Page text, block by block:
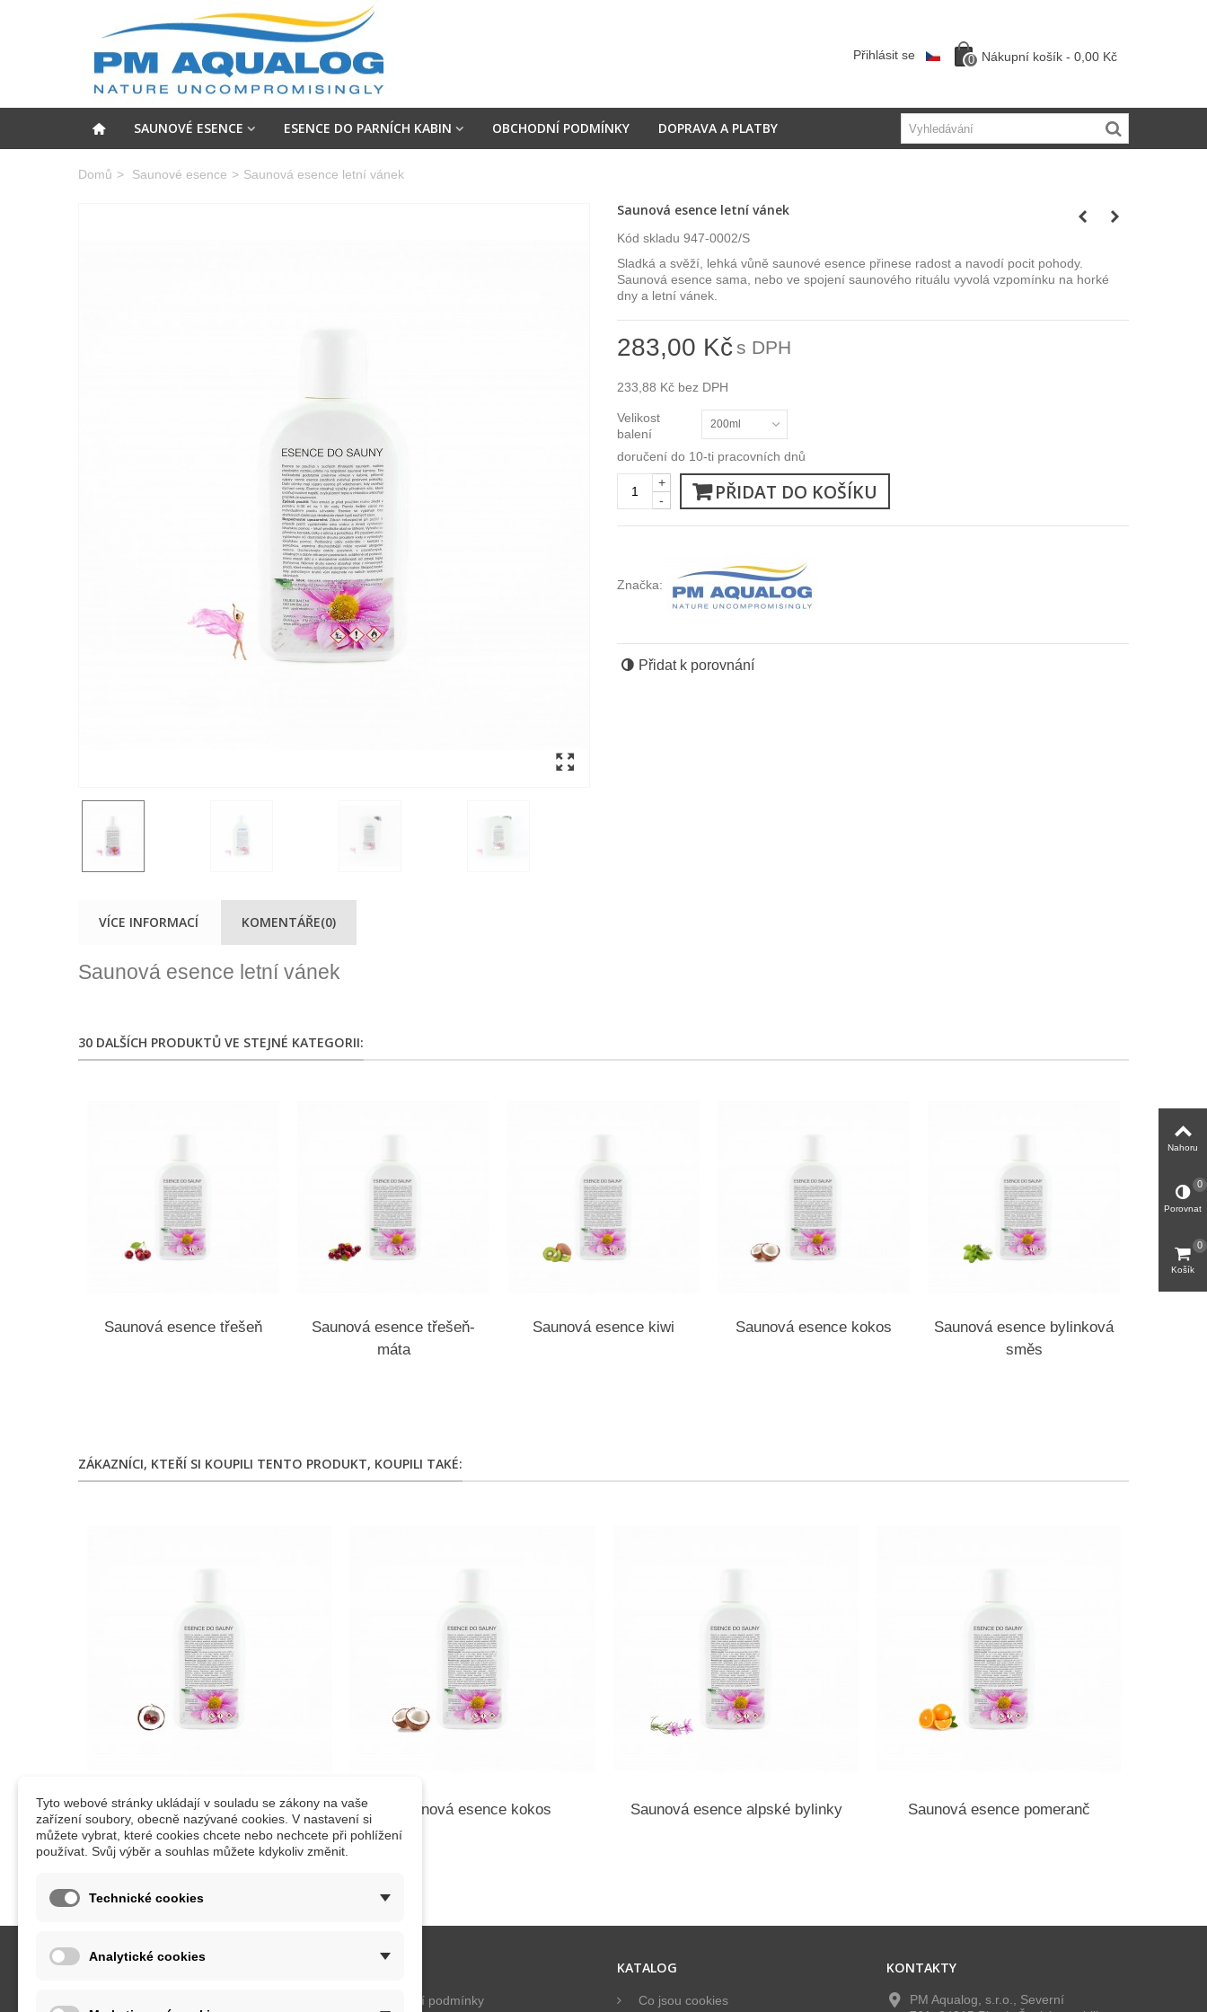
0 Nákupní košík - 0,00 Kč
Přihlásit se
SAUNOVÉ ESENCE ESENCE DO PARNÍCH KABIN OBCHODNÍ PODMÍNKY DOPRAVA A PLATBY
Domů > Saunové esence > Saunová esence letní vánek
Saunová esence letní vánek
Kód skladu 947-0002/S
Sladká a svěží, lehká vůně saunové esence přinese radost a navodí pocit pohody.
Saunová esence sama, nebo ve spojení saunového rituálu vyvolá vzpomínku na horké
dny a letní vánek.
283,00 Kčs DPH
233,88 Kč bez DPH
Velikost
balení
200ml
doručení do 10-ti pracovních dnů
-
+ PŘIDAT DO KOŠÍKU
Značka:
Přidat k porovnání
VÍCE INFORMACÍ KOMENTÁŘE(0)
Saunová esence letní vánek
30 DALŠÍCH PRODUKTŮ VE STEJNÉ KATEGORII:
Saunová esence třešeň
Saunová esence třešeň-
máta
Saunová esence kiwi Saunová esence kokos
Saunová esence bylinková
směs
ZÁKAZNÍCI, KTEŘÍ SI KOUPILI TENTO PRODUKT, KOUPILI TAKÉ:
Saunová esence třešeň-kokos Saunová esence kokos Saunová esence alpské bylinky Saunová esence pomeranč
KATEGORIE
Obchodní podmínky
KATALOG
Co jsou cookies
KONTAKTY
PM Aqualog, s.r.o., Severní
Nahoru
Porovnat
0
Košík
0
Tyto webové stránky ukládají v souladu se zákony na vaše
zařízení soubory, obecně nazývané cookies. V nastavení si
můžete vybrat, které cookies chcete nebo nechcete při pohlížení
používat. Svůj výběr a souhlas můžete kdykoliv změnit.
Technické cookies
Analytické cookies